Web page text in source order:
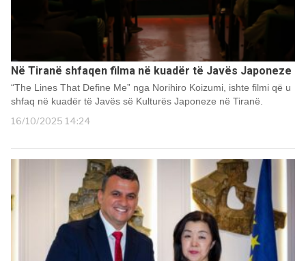
Në Tiranë shfaqen filma në kuadër të Javës Japoneze
“The Lines That Define Me” nga Norihiro Koizumi, ishte filmi që u
shfaq në kuadër të Javës së Kulturës Japoneze në Tiranë.
16/10/2025 14:24